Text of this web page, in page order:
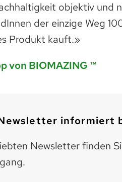
objektiv und
der einzige Weg
Produkt kauft.»
von BIOMAZING ™
informiert
Newsletter finden